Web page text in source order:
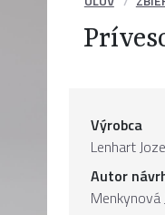
Výrobca
Lenhart
Autor
Menkynová